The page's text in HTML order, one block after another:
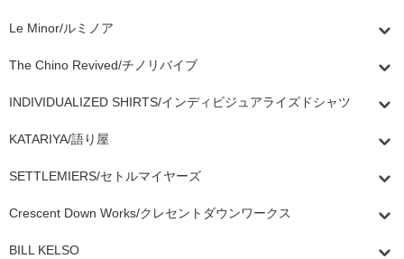
Le Minor/ルミノア
The Chino Revived/チノリバイブ
INDIVIDUALIZED SHIRTS/インディビジュアライズドシャツ
KATARIYA/語り屋
SETTLEMIERS/セトルマイヤーズ
Crescent Down Works/クレセントダウンワークス
BILL KELSO